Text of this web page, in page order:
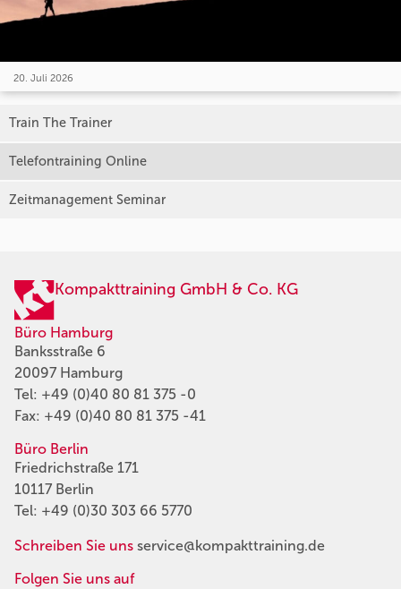
20. Juli 2026
Train The Trainer
Telefontraining Online
Zeitmanagement Seminar
Kompakttraining GmbH & Co. KG
Büro Hamburg
Banksstraße 6
20097 Hamburg
Tel: +49 (0)40 80 81 375 -0
Fax: +49 (0)40 80 81 375 -41
Büro Berlin
Friedrichstraße 171
10117 Berlin
Tel: +49 (0)30 303 66 5770
Schreiben Sie uns service@kompakttraining.de
Folgen Sie uns auf